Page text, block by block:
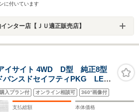
に付いています
ンター店【ＪＵ適正販売店】
イサイト 4WD D型 純正8型
ンスドセイフティPKG LED
スマートリアビューミラー
ヘッド 革巻きステアリング
購入プラン付 オンライン相談可 360°画像付
支払総額 本体価格